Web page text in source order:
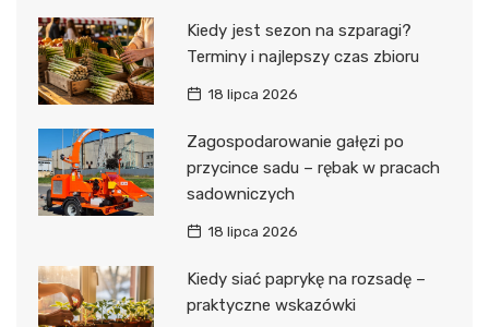
Kiedy jest sezon na szparagi?
Terminy i najlepszy czas zbioru
18 lipca 2026
Zagospodarowanie gałęzi po
przycince sadu – rębak w pracach
sadowniczych
18 lipca 2026
Kiedy siać paprykę na rozsadę –
praktyczne wskazówki